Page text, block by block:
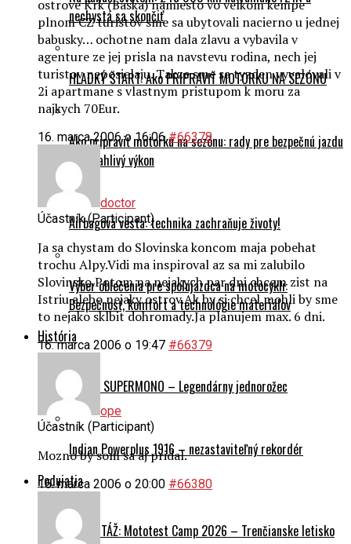
nechystá sa skončiť
HLADKÝ ŠTART: Ako PRIPRAVIŤ MOTORKU NA SEZÓNU
Ako pripraviť motorku na sezónu: rady pre bezpečnú jazdu
a spoľahlivý výkon
Airbagová vesta: technika zachraňuje životy!
Výber oblečenia pre spolujazdca na motocykli:
Bezpečnosť, komfort a technológie materiálov
História
Ducati SUPERMONO – Legendárny jednorožec
Indian Powerplus 1916 – nezastaviteľný rekordér
Podujatia
REPORTÁŽ: Mototest Camp 2026 – Trenčianske letisko
ostrove Krk (Baska) namiesto vo velkom kempe
plnom CZ turistov sme sa ubytovali nacierno u jednej
babusky… ochotne nam dala zlavu a vybavila v
agenture ze jej prisla na navstevu rodina, nech jej
turistov neposielaju. Takze sme sa tyzden vyvalovali v
2i apartmane s vlastnym pristupom k moru za
najkych 70Eur.
16. marca 2006 o 16:06 #66378
doctor
Účastník (Participant)
Ja sa chystam do Slovinska koncom maja pobehat
trochu Alpy.Vidi ma inspiroval az sa mi zalubilo
Slovinsko.Potom na nejakych par dni chcem zist na
Istriu alebo nejaky ostrov.Ak by si chcel mohli by sme
to nejako sklbit dohromady.Ja planujem max. 6 dni.
16. marca 2006 o 19:47 #66379
ope
Účastník (Participant)
Mozno by som sa aj pridal.
16. marca 2006 o 20:00 #66380